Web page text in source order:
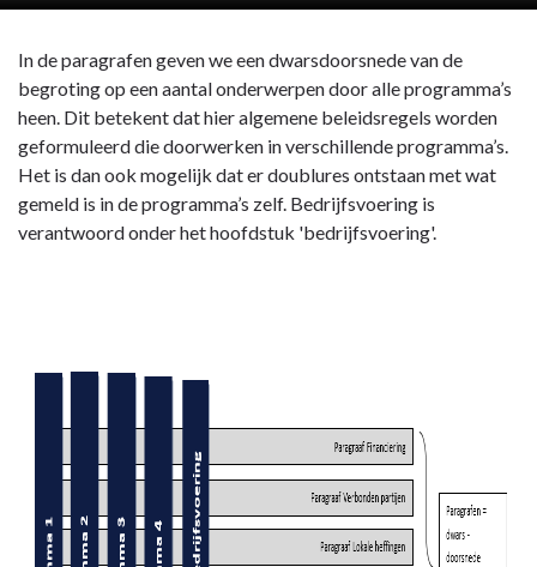
In de paragrafen geven we een dwarsdoorsnede van de
begroting op een aantal onderwerpen door alle programma’s
heen. Dit betekent dat hier algemene beleidsregels worden
geformuleerd die doorwerken in verschillende programma’s.
Het is dan ook mogelijk dat er doublures ontstaan met wat
gemeld is in de programma’s zelf. Bedrijfsvoering is
verantwoord onder het hoofdstuk 'bedrijfsvoering'.